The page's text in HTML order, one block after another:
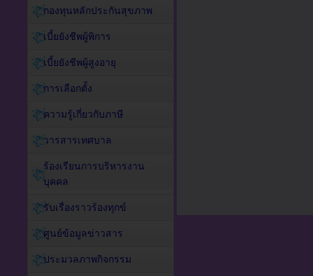
กองทุนหลักประกันสุขภาพ
เบี้ยยังชีพผู้พิการ
เบี้ยยังชีพผู้สูงอายุ
การเลือกตั้ง
ความรู้เกี่ยวกับภาษี
วารสารเทศบาล
ร้องเรียนการบริหารงาน
บุคคล
รับเรื่องราวร้องทุกข์
ศูนย์ข้อมูลข่าวสาร
ประมวลภาพกิจกรรม